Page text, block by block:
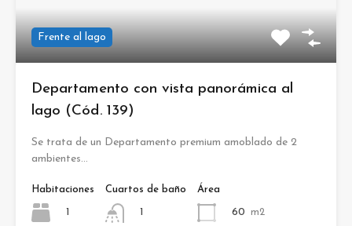
Frente al lago
Departamento con vista panorámica al
lago (Cód. 139)
Se trata de un Departamento premium amoblado de 2
ambientes…
Habitaciones
1
Cuartos de baño
1
Área
60 m2